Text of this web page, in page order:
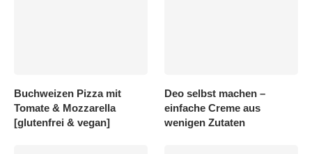
Buchweizen Pizza mit
Tomate & Mozzarella
[glutenfrei & vegan]
Deo selbst machen –
einfache Creme aus
wenigen Zutaten